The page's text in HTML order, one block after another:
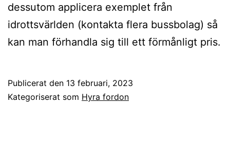
dessutom applicera exemplet från
idrottsvärlden (kontakta flera bussbolag) så
kan man förhandla sig till ett förmånligt pris.
Publicerat den 13 februari, 2023
Kategoriserat som Hyra fordon